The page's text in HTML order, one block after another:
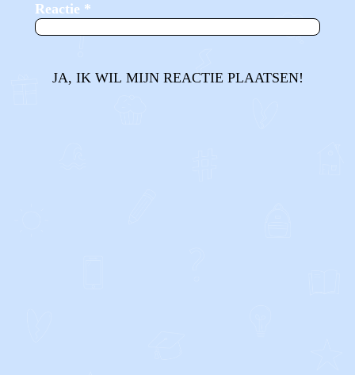
Reactie *
JA, IK WIL MIJN REACTIE PLAATSEN!